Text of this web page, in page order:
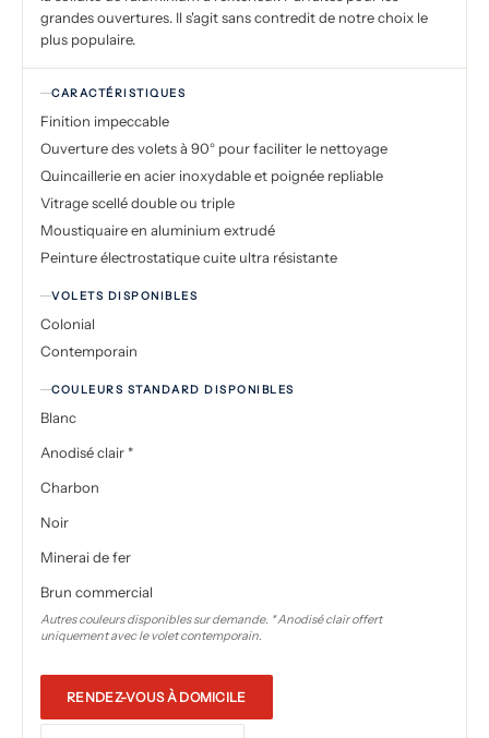
grandes ouvertures. Il s'agit sans contredit de notre choix le
plus populaire.
CARACTÉRISTIQUES
Finition impeccable
Ouverture des volets à 90° pour faciliter le nettoyage
Quincaillerie en acier inoxydable et poignée repliable
Vitrage scellé double ou triple
Moustiquaire en aluminium extrudé
Peinture électrostatique cuite ultra résistante
VOLETS DISPONIBLES
Colonial
Contemporain
COULEURS STANDARD DISPONIBLES
Blanc
Anodisé clair *
Charbon
Noir
Minerai de fer
Brun commercial
Autres couleurs disponibles sur demande. * Anodisé clair offert
uniquement avec le volet contemporain.
RENDEZ-VOUS À DOMICILE